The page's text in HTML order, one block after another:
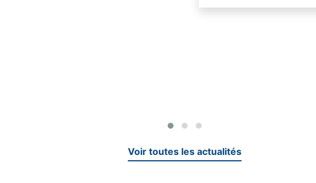
Voir toutes les actualités